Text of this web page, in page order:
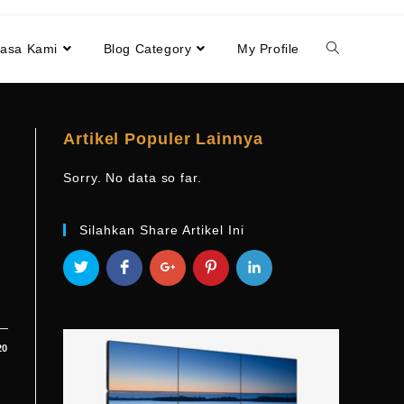
Kami Blog Category My Profile
Artikel Populer Lainnya
Sorry. No data so far.
Silahkan Share Artikel Ini